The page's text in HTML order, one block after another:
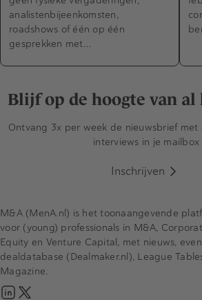
analistenbijeenkomsten,
roadshows of één op één
gesprekken met…
Blijf op de hoogte van al
Ontvang 3x per week de nieuwsbrief met
interviews in je mailbox
Inschrijven
M&A (MenA.nl) is het toonaangevende
voor (young) professionals in M&A,
Equity en Venture Capital, met nieuws,
dealdatabase (Dealmaker.nl), League
Magazine.